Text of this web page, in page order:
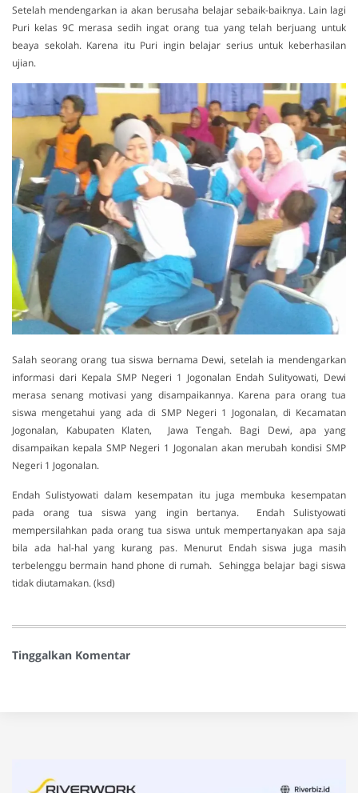
Setelah mendengarkan ia akan berusaha belajar sebaik-baiknya. Lain lagi
Puri kelas 9C merasa sedih ingat orang tua yang telah berjuang untuk
beaya sekolah. Karena itu Puri ingin belajar serius untuk keberhasilan
ujian.
Salah seorang orang tua siswa bernama Dewi, setelah ia mendengarkan
informasi dari Kepala SMP Negeri 1 Jogonalan Endah Sulityowati, Dewi
merasa senang motivasi yang disampaikannya. Karena para orang tua
siswa mengetahui yang ada di SMP Negeri 1 Jogonalan, di Kecamatan
Jogonalan, Kabupaten Klaten, Jawa Tengah. Bagi Dewi, apa yang
disampaikan kepala SMP Negeri 1 Jogonalan akan merubah kondisi SMP
Negeri 1 Jogonalan.
Endah Sulistyowati dalam kesempatan itu juga membuka kesempatan
pada orang tua siswa yang ingin bertanya. Endah Sulistyowati
mempersilahkan pada orang tua siswa untuk mempertanyakan apa saja
bila ada hal-hal yang kurang pas. Menurut Endah siswa juga masih
terbelenggu bermain hand phone di rumah. Sehingga belajar bagi siswa
tidak diutamakan. (ksd)
Tinggalkan Komentar